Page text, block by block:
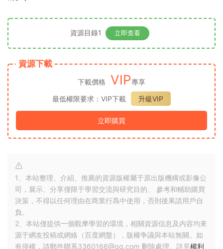
資源目錄1 立即查看
資源下載
下載價格 VIP專享
最低權限要求：VIP下載
升級VIP
立即購買
1、本站整理、介紹、推薦的資源版權屬于原出版機構或影像公
司，展示、分享僅限于學習交流與研究目的、 參考和輔助購買
決策，不得以任何理由在商業行爲中使用，否則後果請用戶自
負。
2、本站僅提供一個觀摩學習的環境，相關資源信息及内容均來
源于網友投稿或網絡（百度網盤），版權争議與本站無關。如
有侵權，請郵件聯系3360166@qq.com 删除處理。詳見權利